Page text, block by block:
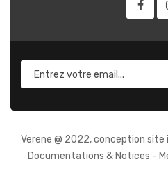
Verene @ 2022, conception site
Documentations & Notices -